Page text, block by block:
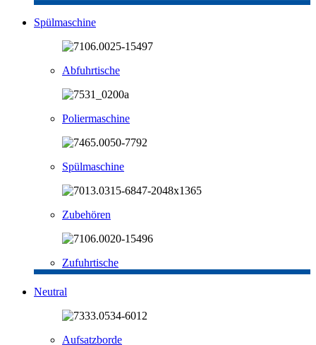
Spülmaschine
Abfuhrtische
Poliermaschine
Spülmaschine
Zubehören
Zufuhrtische
Neutral
Aufsatzborde